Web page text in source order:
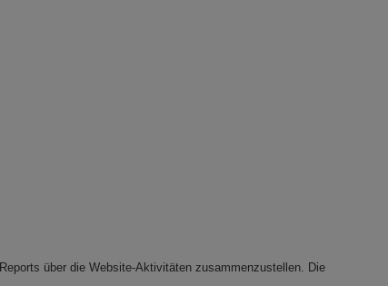
über die Website-Aktivitäten zusammenzustellen. Die